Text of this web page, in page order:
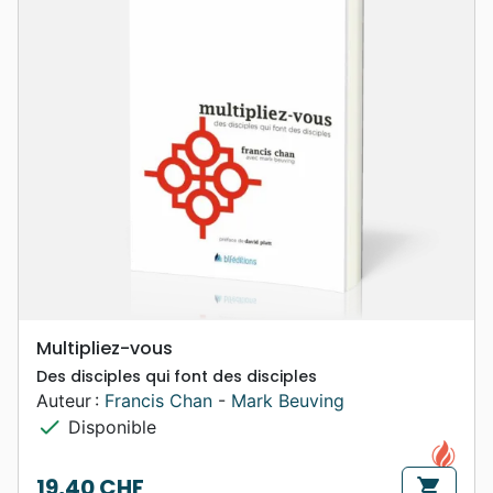
Multipliez-vous
Des disciples qui font des disciples
Auteur : Francis Chan - Mark Beuving
check Disponible
shopping_cart